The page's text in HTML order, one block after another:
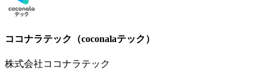
ココナラテック（coconalaテック）
株式会社ココナラテック